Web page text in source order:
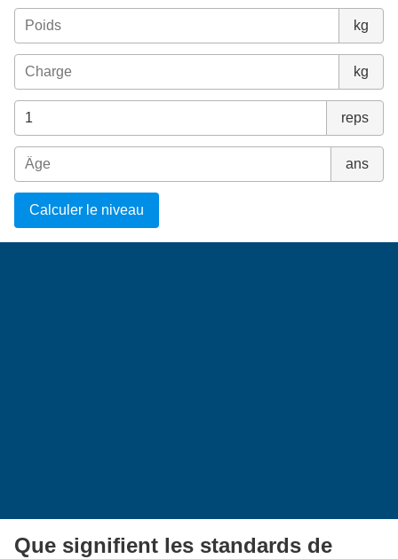
kg
kg
reps
ans
Calculer le niveau
Que signifient les standards de